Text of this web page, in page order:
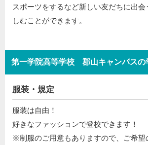
スポーツをするなど新しい友だちに出
しむことができます。
第一学院高等学校 郡山キャンパスの
服装・規定
服装は自由！
好きなファッションで登校できます！
※制服のご用意もありますので、ご希望